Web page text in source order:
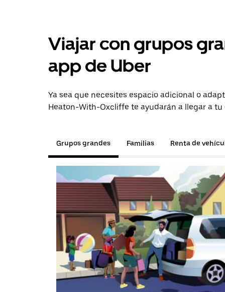
Viajar con grupos
app de Uber
Ya sea que necesites espacio adicional o
Heaton-With-Oxcliffe te ayudarán a llegar a
Grupos grandes Familias Renta de